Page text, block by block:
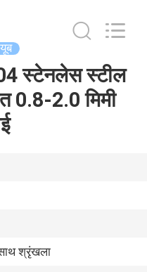
स्टेनलेस स्टील
0.8-2.0 मिमी
श्रृंखला